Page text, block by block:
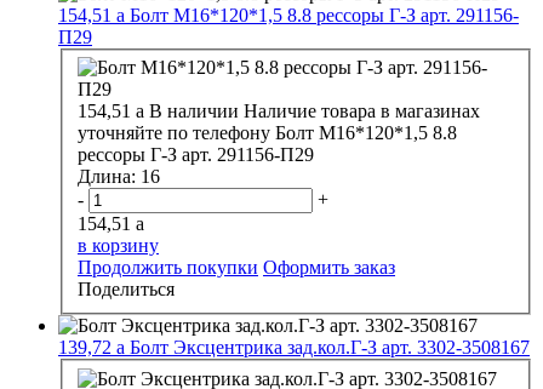
154,51 a Болт М16*120*1,5 8.8 рессоры Г-З арт. 291156-
П29
154,51 a В наличии Наличие товара в магазинах
уточняйте по телефону Болт М16*120*1,5 8.8
рессоры Г-З арт. 291156-П29
Длина: 16
-
+
154,51 a
в корзину
Продолжить покупки Оформить заказ
Поделиться
139,72 a Болт Эксцентрика зад.кол.Г-З арт. 3302-3508167